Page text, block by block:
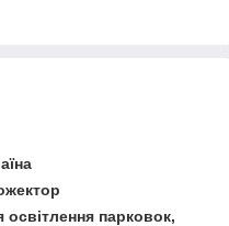
освітлення парковок,